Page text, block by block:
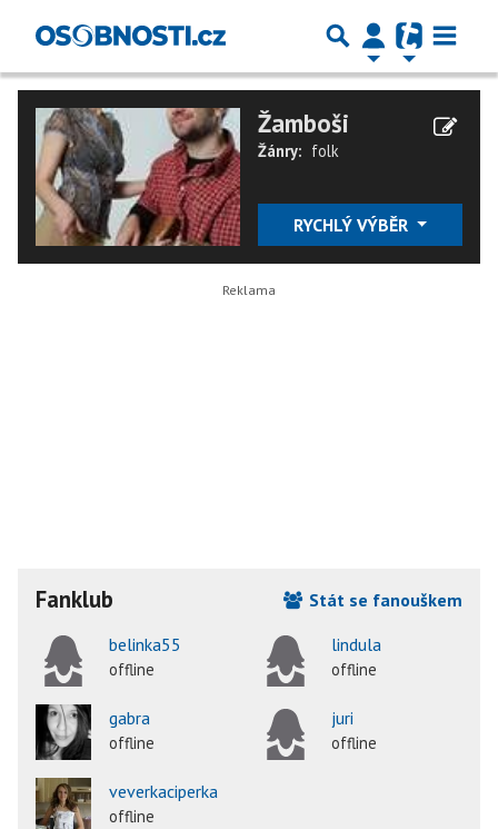
Žamboši
Žánry: folk
RYCHLÝ VÝBĚR
Fanklub
Stát se fanouškem
belinka55
offline
lindula
offline
gabra
offline
juri
offline
veverkaciperka
offline